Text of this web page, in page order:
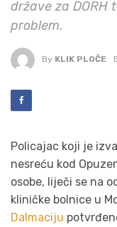
države za DORH
problem.
By KLIK PLOČE
Policajac koji je
nesreću kod
osobe, liječi se na
kliničke bolnice u
Dalmaciju